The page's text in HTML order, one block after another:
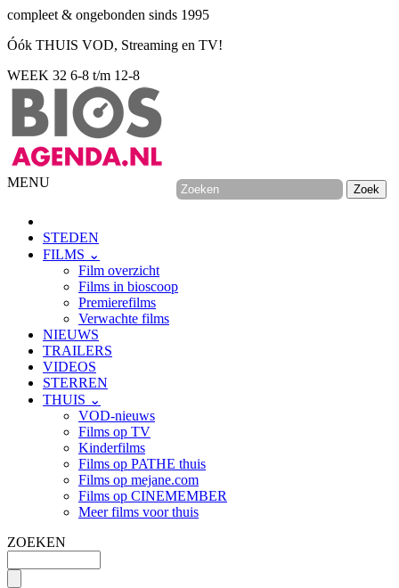
compleet & ongebonden sinds 1995
Óók THUIS VOD, Streaming en TV!
WEEK 32 6-8 t/m 12-8
MENU
STEDEN
FILMS ⌄
Film overzicht
Films in bioscoop
Premierefilms
Verwachte films
NIEUWS
TRAILERS
VIDEOS
STERREN
THUIS ⌄
VOD-nieuws
Films op TV
Kinderfilms
Films op PATHE thuis
Films op mejane.com
Films op CINEMEMBER
Meer films voor thuis
ZOEKEN